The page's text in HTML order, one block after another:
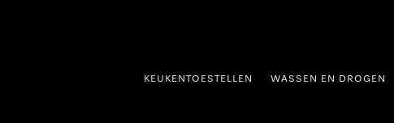
KEUKENTOESTELLEN WASSEN EN DROGEN